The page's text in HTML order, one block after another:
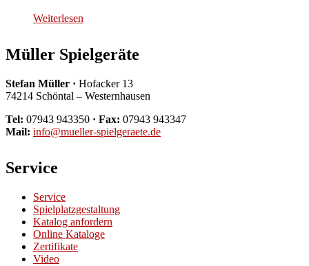
Weiterlesen
Müller Spielgeräte
Stefan Müller · Hofacker 13
74214 Schöntal – Westernhausen
Tel: 07943 943350 · Fax: 07943 943347
Mail: info@mueller-spielgeraete.de
Service
Service
Spielplatzgestaltung
Katalog anfordern
Online Kataloge
Zertifikate
Video